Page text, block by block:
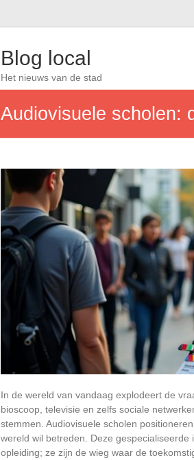
Blog local
Het nieuws van de stad
Audiovisuele scholen:
In de wereld van vandaag explodeert de
bioscoop, televisie en zelfs sociale
stemmen. Audiovisuele scholen
wereld wil betreden. Deze
opleiding; ze zijn de wieg waar de